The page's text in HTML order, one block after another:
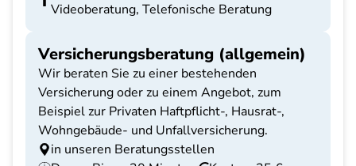
Videoberatung, Telefonische Beratung
Versicherungsberatung (allgemein)
Wir beraten Sie zu einer bestehenden
Versicherung oder zu einem Angebot, zum
Beispiel zur Privaten Haftpflicht-, Hausrat-,
Wohngebäude- und Unfallversicherung.
in unseren Beratungsstellen